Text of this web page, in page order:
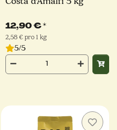
12,90 €*
2,58 € pro 1 kg
5/5